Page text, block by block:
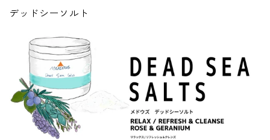
デッドシーソルト